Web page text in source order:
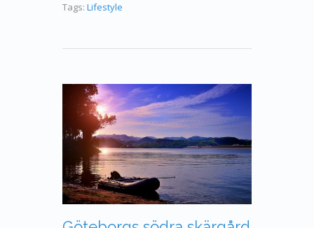
Tags: Lifestyle